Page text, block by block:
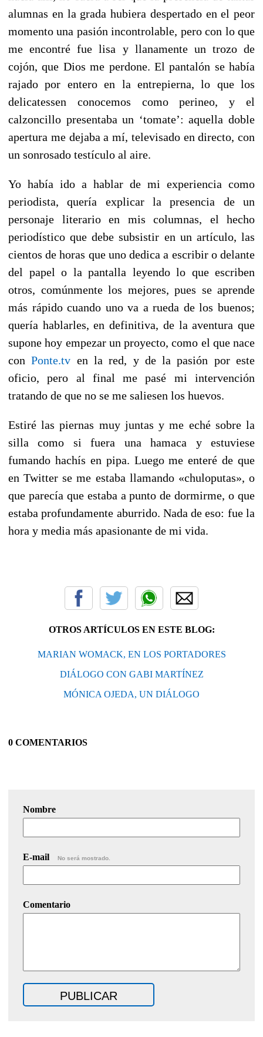
alumnas en la grada hubiera despertado en el peor
momento una pasión incontrolable, pero con lo que
me encontré fue lisa y llanamente un trozo de
cojón, que Dios me perdone. El pantalón se había
rajado por entero en la entrepierna, lo que los
delicatessen conocemos como perineo, y el
calzoncillo presentaba un ‘tomate’: aquella doble
apertura me dejaba a mí, televisado en directo, con
un sonrosado testículo al aire.
Yo había ido a hablar de mi experiencia como
periodista, quería explicar la presencia de un
personaje literario en mis columnas, el hecho
periodístico que debe subsistir en un artículo, las
cientos de horas que uno dedica a escribir o delante
del papel o la pantalla leyendo lo que escriben
otros, comúnmente los mejores, pues se aprende
más rápido cuando uno va a rueda de los buenos;
quería hablarles, en definitiva, de la aventura que
supone hoy empezar un proyecto, como el que nace
conPonte.tv en la red, y de la pasión por este
oficio, pero al final me pasé mi intervención
tratando de que no se me saliesen los huevos.
Estiré las piernas muy juntas y me eché sobre la
silla como si fuera una hamaca y estuviese
fumando hachís en pipa. Luego me enteré de que
en Twitter se me estaba llamando «chuloputas», o
que parecía que estaba a punto de dormirme, o que
estaba profundamente aburrido. Nada de eso: fue la
hora y media más apasionante de mi vida.
OTROS ARTÍCULOS EN ESTE BLOG:
MARIAN WOMACK, EN LOS PORTADORES
DIÁLOGO CON GABI MARTÍNEZ
MÓNICA OJEDA, UN DIÁLOGO
0 COMENTARIOS
Nombre
E-mail No será mostrado.
Comentario